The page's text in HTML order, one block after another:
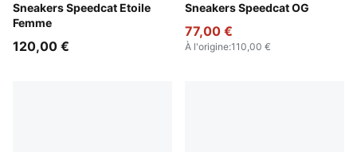
Sneakers Speedcat Etoile
Femme
Misty Pink-Chocolate Fondue
120,00 €
Sneakers Speedcat OG
Whisp Of Pink-PUMA White
77,00 €
À l'origine:110,00 €